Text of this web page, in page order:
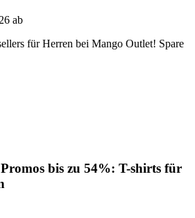
ab
für Herren bei Mango Outlet! Spare
bis zu 54%: T-shirts für